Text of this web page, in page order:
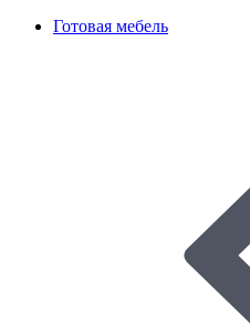
Готовая мебель